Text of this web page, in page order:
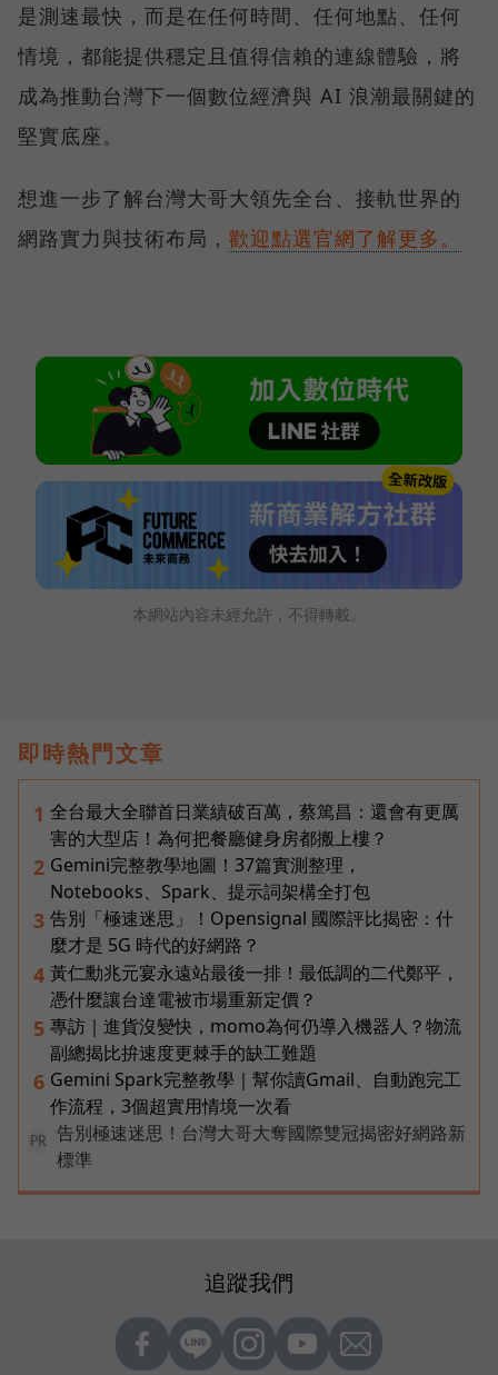
是測速最快，而是在任何時間、任何地點、任何
情境，都能提供穩定且值得信賴的連線體驗，將
成為推動台灣下一個數位經濟與 AI 浪潮最關鍵的
堅實底座。
想進一步了解台灣大哥大領先全台、接軌世界的
網路實力與技術布局， 歡迎點選官網了解更多。
本網站內容未經允許，不得轉載。
即時熱門文章
1 全台最大全聯首日業績破百萬，蔡篤昌：還會有更厲
害的大型店！為何把餐廳健身房都搬上樓？
2 Gemini完整教學地圖！37篇實測整理，
Notebooks、Spark、提示詞架構全打包
3 告別「極速迷思」！Opensignal 國際評比揭密：什
麼才是 5G 時代的好網路？
4 黃仁勳兆元宴永遠站最後一排！最低調的二代鄭平，
憑什麼讓台達電被市場重新定價？
5 專訪｜進貨沒變快，momo為何仍導入機器人？物流
副總揭比拚速度更棘手的缺工難題
6 Gemini Spark完整教學｜幫你讀Gmail、自動跑完工
作流程，3個超實用情境一次看
PR
告別極速迷思！台灣大哥大奪國際雙冠揭密好網路新
標準
追蹤我們